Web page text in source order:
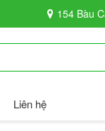
154 Bàu
Liên hệ